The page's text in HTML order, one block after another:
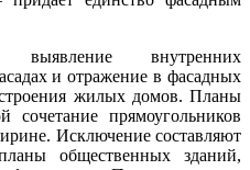
выявление внутренних
и отражение в фасадных
жилых домов. Планы
сочетание прямоугольников
Исключение составляют
общественных зданий,